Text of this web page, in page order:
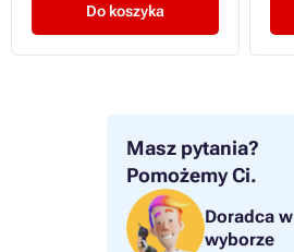
Masz pytania?
Pomożemy Ci.
Doradca w
wyborze
Do koszyka